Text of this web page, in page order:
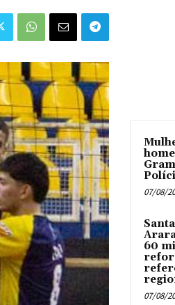
07/08/
60
07/08/